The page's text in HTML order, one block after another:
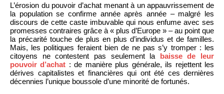
L’érosion du pouvoir d’achat menant à un appauvrissement de
la population se confirme année après année – malgré les
discours de cette caste imbuvable qui nous enfume avec ses
promesses contraires grâce à « plus d’Europe » – au point que
la précarité touche de plus en plus d’individus et de familles.
Mais, les politiques feraient bien de ne pas s’y tromper : les
citoyens ne contestent pas seulement la baisse de leur
pouvoir d’achat : de manière plus générale, ils rejettent les
dérives capitalistes et financières qui ont été ces dernières
décennies l’unique boussole d’une minorité de fortunés.